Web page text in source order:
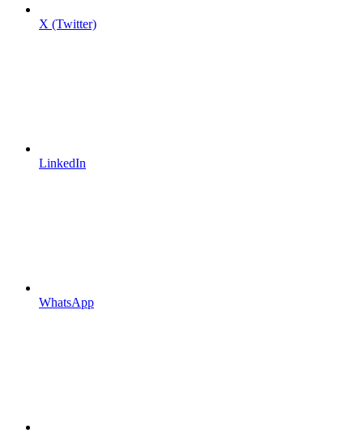
X (Twitter)
LinkedIn
WhatsApp